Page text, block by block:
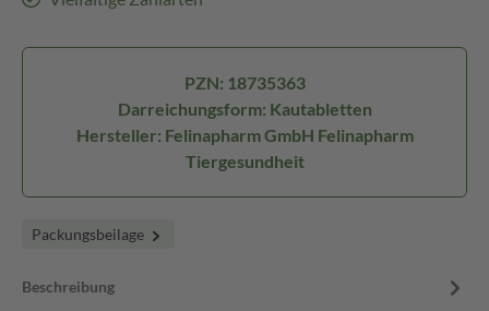
PZN: 18735363
Darreichungsform: Kautabletten
Hersteller: Felinapharm GmbH Felinapharm
Tiergesundheit
Packungsbeilage
Beschreibung